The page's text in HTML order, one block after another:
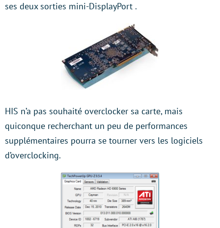
ses deux sorties mini-DisplayPort .
HIS n’a pas souhaité overclocker sa carte, mais
quiconque recherchant un peu de performances
supplémentaires pourra se tourner vers les logiciels
d’overclocking.